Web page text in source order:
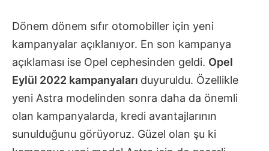
Dönem dönem sıfır otomobiller için yeni
kampanyalar açıklanıyor. En son kampanya
açıklaması ise Opel cephesinden geldi. Opel
Eylül 2022 kampanyaları duyuruldu. Özellikle
yeni Astra modelinden sonra daha da önemli
olan kampanyalarda, kredi avantajlarının
sunulduğunu görüyoruz. Güzel olan şu ki